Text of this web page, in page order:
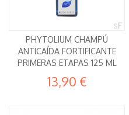
PHYTOLIUM CHAMPÚ
ANTICAÍDA FORTIFICANTE
PRIMERAS ETAPAS 125 ML
13,90 €